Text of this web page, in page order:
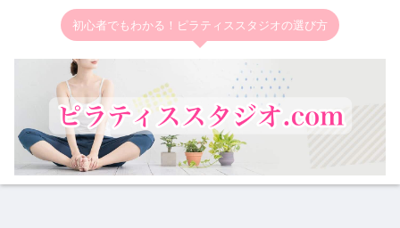
初心者でもわかる！ピラティススタジオの選び方